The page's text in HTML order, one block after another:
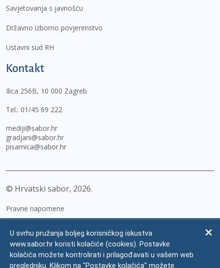
Savjetovanja s javnošću
Državno izborno povjerenstvo
Ustavni sud RH
Kontakt
Ilica 256B, 10 000 Zagreb
Tel.: 01/45 69 222
mediji@sabor.hr
gradjani@sabor.hr
pisarnica@sabor.hr
© Hrvatski sabor, 2026
Pravne napomene
Zaštita osobnih podataka
Impressum
U svrhu pružanja boljeg korisničkog iskustva
www.sabor.hr koristi kolačiće (cookies). Postavke
kolačića možete kontrolirati i prilagođavati u vašem web
pregledniku. Klikom na "Postavke kolačića" možete